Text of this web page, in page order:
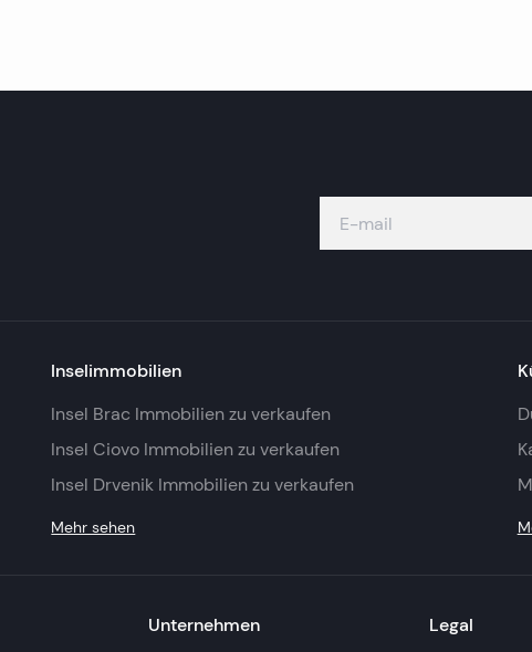
Inselimmobilien
Insel Brac Immobilien zu verkaufen
Insel Ciovo Immobilien zu verkaufen
Insel Drvenik Immobilien zu verkaufen
Mehr sehen
Unternehmen Legal